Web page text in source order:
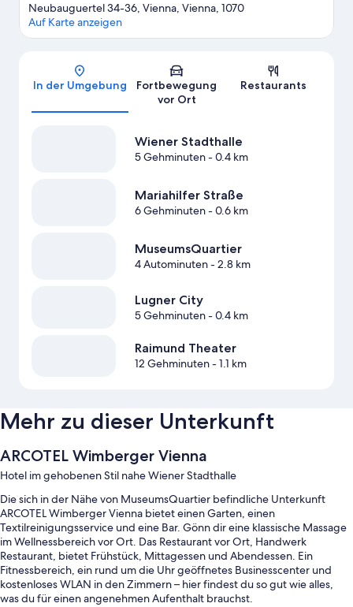
Karte
Neubauguertel 34-36, Vienna, Vienna, 1070
Auf Karte anzeigen
In der Umgebung
Fortbewegung
vor Ort
Restaurants
Wiener Stadthalle
5 Gehminuten- 0.4 km
Mariahilfer Straße
6 Gehminuten- 0.6 km
MuseumsQuartier
4 Autominuten- 2.8 km
Lugner City
5 Gehminuten- 0.4 km
Raimund Theater
12 Gehminuten- 1.1 km
Mehr zu dieser Unterkunft
ARCOTEL Wimberger Vienna
Hotel im gehobenen Stil nahe Wiener Stadthalle
Die sich in der Nähe von MuseumsQuartier befindliche Unterkunft
ARCOTEL Wimberger Vienna bietet einen Garten, einen
Textilreinigungsservice und eine Bar. Gönn dir eine klassische Massage
im Wellnessbereich vor Ort. Das Restaurant vor Ort, Handwerk
Restaurant, bietet Frühstück, Mittagessen und Abendessen. Ein
Fitnessbereich, ein rund um die Uhr geöffnetes Businesscenter und
kostenloses WLAN in den Zimmern – hier findest du so gut wie alles,
was du für einen angenehmen Aufenthalt brauchst.